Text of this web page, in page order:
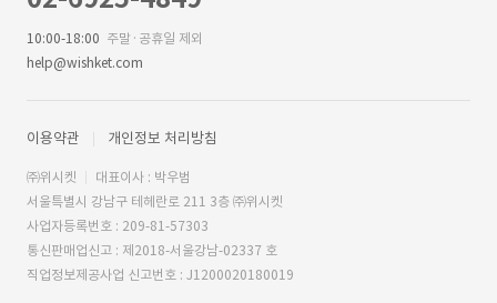
10:00-18:00 주말·공휴일 제외
help@wishket.com
이용약관 개인정보 처리방침
㈜위시켓
대표이사 : 박우범
서울특별시 강남구 테헤란로 211 3층 ㈜위시켓
사업자등록번호 : 209-81-57303
통신판매업신고 : 제2018-서울강남-02337 호
직업정보제공사업 신고번호 : J1200020180019